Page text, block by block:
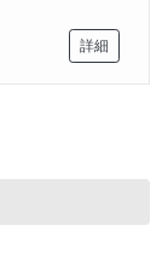
詳細